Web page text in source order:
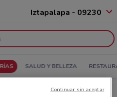
Iztapalapa - 09230
SALUD Y BELLEZA
Iztapalapa Continuar sin aceptar